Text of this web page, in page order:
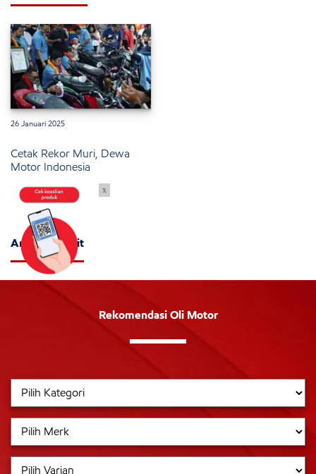
26 Januari 2025
Cetak Rekor Muri, Dewa
Motor Indonesia
Artikel Terkait
Rekomendasi Oli Motor
x